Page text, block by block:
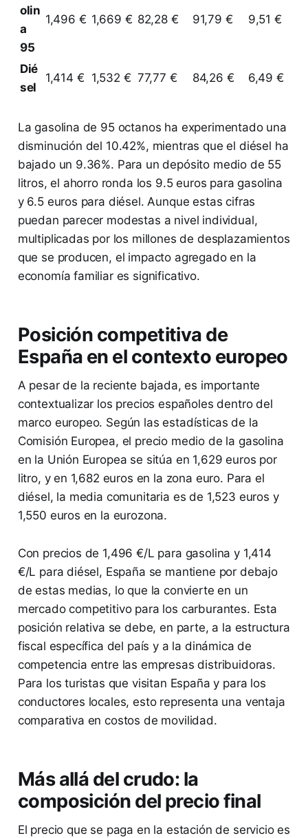
olin
a
95
1,496 € 1,669 € 82,28 € 91,79 € 9,51 €
Dié
sel
1,414 € 1,532 € 77,77 € 84,26 € 6,49 €
La gasolina de 95 octanos ha experimentado una
disminución del 10.42%, mientras que el diésel ha
bajado un 9.36%. Para un depósito medio de 55
litros, el ahorro ronda los 9.5 euros para gasolina
y 6.5 euros para diésel. Aunque estas cifras
puedan parecer modestas a nivel individual,
multiplicadas por los millones de desplazamientos
que se producen, el impacto agregado en la
economía familiar es significativo.
Posición competitiva de
España en el contexto europeo
A pesar de la reciente bajada, es importante
contextualizar los precios españoles dentro del
marco europeo. Según las estadísticas de la
Comisión Europea, el precio medio de la gasolina
en la Unión Europea se sitúa en 1,629 euros por
litro, y en 1,682 euros en la zona euro. Para el
diésel, la media comunitaria es de 1,523 euros y
1,550 euros en la eurozona.
Con precios de 1,496 €/L para gasolina y 1,414
€/L para diésel, España se mantiene por debajo
de estas medias, lo que la convierte en un
mercado competitivo para los carburantes. Esta
posición relativa se debe, en parte, a la estructura
fiscal específica del país y a la dinámica de
competencia entre las empresas distribuidoras.
Para los turistas que visitan España y para los
conductores locales, esto representa una ventaja
comparativa en costos de movilidad.
Más allá del crudo: la
composición del precio final
El precio que se paga en la estación de servicio es